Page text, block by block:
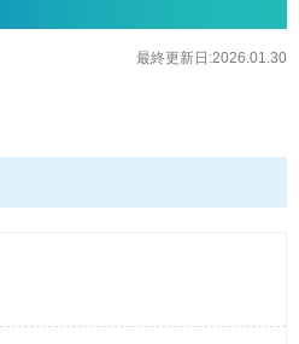
最終更新日:2026.01.30